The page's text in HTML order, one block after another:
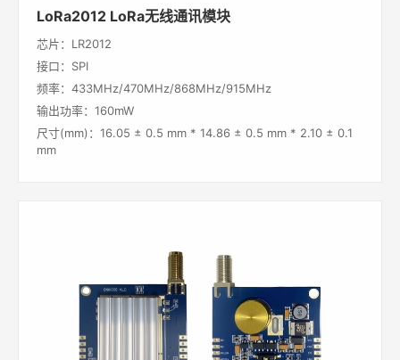
LoRa2012 LoRa无线通讯模块
芯片：LR2012
接口：SPI
频率：433MHz/470MHz/868MHz/915MHz
输出功率：160mW
尺寸(mm)：16.05 ± 0.5 mm * 14.86 ± 0.5 mm * 2.10 ± 0.1
mm